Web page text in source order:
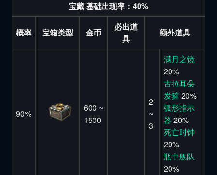
宝藏 基础出现率：40%
概率 宝箱类型 金币
必出道
具
额外道具
90%
600 ~
1500
2
~
3
满月之镜
20%
古拉耳朵
发箍 20%
弧形指示
器 20%
死亡时钟
20%
瓶中舰队
20%